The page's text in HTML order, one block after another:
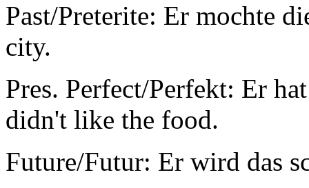
Past/Preterite: Er mochte
city.
Pres. Perfect/Perfekt: Er
didn't like the food.
Future/Futur: Er wird das